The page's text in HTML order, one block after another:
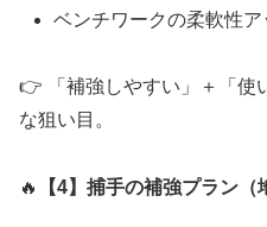
ベンチワークの柔軟性ア
👉 「補強しやすい」＋「使
な狙い目。
🔥 【4】捕手の補強プラン（